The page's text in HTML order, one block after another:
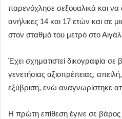
παρενόχλησε σεξουαλικά και
ανήλικες 14 και 17 ετών και σε
στον σταθμό του μετρό στο
Έχει σχηματιστεί δικογραφία
γενετήσιας αξιοπρέπειας,
εξύβριση, ενώ αναγνωρίστηκε
Η πρώτη επίθεση έγινε σε